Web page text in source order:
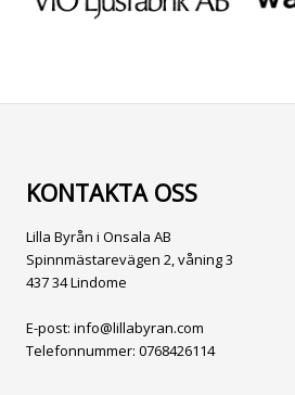
KONTAKTA OSS
Lilla Byrån i Onsala AB
Spinnmästarevägen 2, våning 3
437 34 Lindome
E-post: info@lillabyran.com
Telefonnummer: 0768426114